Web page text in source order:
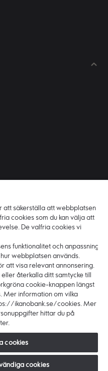
Alla rättigheter
516406-0922.
Huvudkontor: Hyllie
att säkerställa att webbplatsen
cookies som du kan välja att
De valfria cookies vi
funktionalitet och anpassning.
webbplatsen används.
att visa relevant annonsering.
eller återkalla ditt samtycke till
cookie-knappen längst
Mer information om vilka
ikanobank.se/cookies. Mer
hittar du på
cookies
cookies